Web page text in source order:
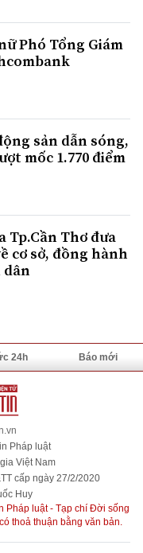
Phó Tổng Giám
sản dẫn sóng,
mốc 1.770 điểm
Tp.Cần Thơ đưa
cơ sở, đồng hành
24h Báo mới
Pháp luật
Việt Nam
cấp ngày 27/2/2020
Huy
Pháp luật - Tạp chí Đời sống
thoả thuận bằng văn bản.